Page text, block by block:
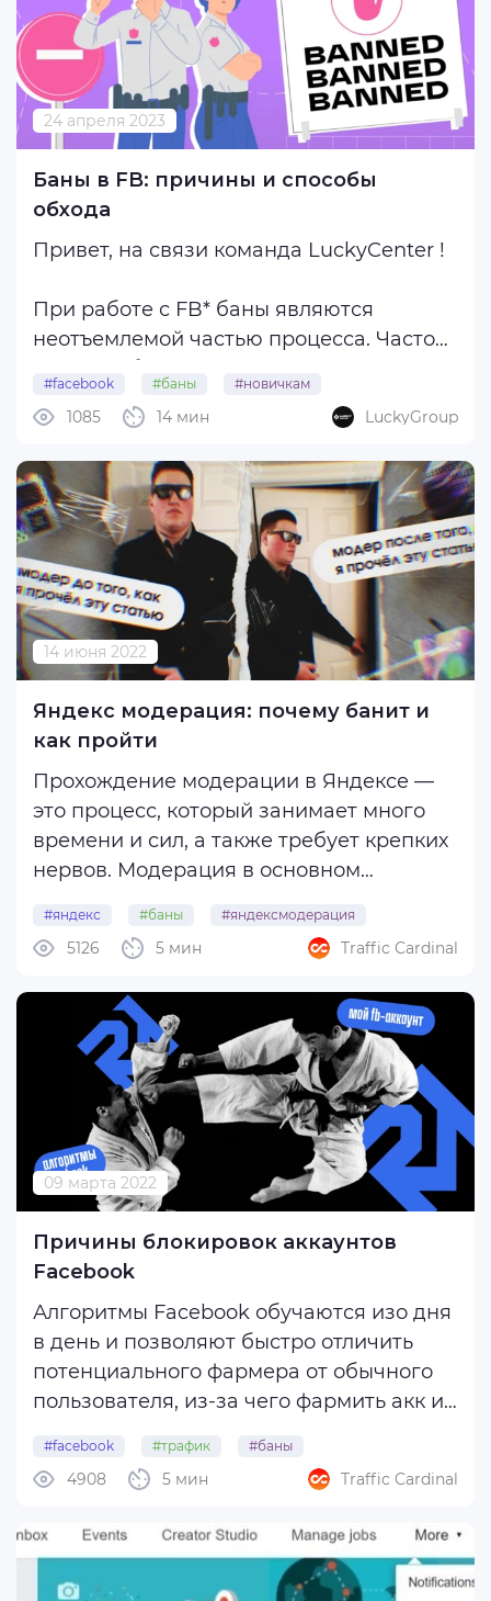
24 апреля 2023
Баны в FB: причины и способы
обхода
Привет, на связи команда LuckyCenter !
При работе с FB* баны являются
неотъемлемой частью процесса. Часто
рекламной сети не нарушались, а
аккаунт был хорошо прогрет. В
сегодняшнем материале, созданном
#facebook #баны #новичкам
14 мин
1085 LuckyGroup
14 июня 2022
Яндекс модерация: почему банит и
как пройти
Прохождение модерации в Яндексе —
это процесс, который занимает много
времени и сил, а также требует крепких
нервов. Модерация в основном
проблемы могут возникнуть даже с
белыми офферами, часто отклон может
быть без объяснения причин. Если у вас
полностью ...
#яндекс #баны #яндексмодерация
5 мин
5126 Traffic Cardinal
09 марта 2022
Причины блокировок аккаунтов
Facebook
Алгоритмы Facebook обучаются изо дня
в день и позволяют быстро отличить
потенциального фармера от обычного
пользователя, из-за чего фармить акк и
все сложнее. Если новый аккаунт
начинает вести себя подозрительно или
#facebook #трафик #баны
#причиныбановfb5 мин
4908 Traffic Cardinal